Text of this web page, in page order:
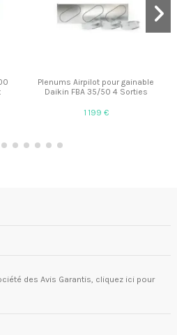
Plenums Airpilot pour gainable
Daikin FBA 35/50 4 Sorties
1 199 €
des Avis Garantis, cliquez ici pour